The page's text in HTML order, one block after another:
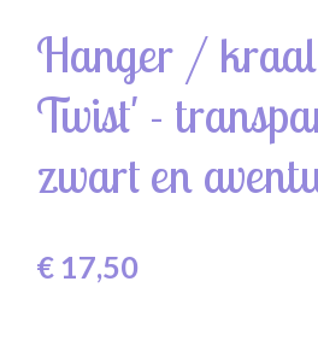
Hanger / kraal
Twist' -
zwart en
€ 17,50